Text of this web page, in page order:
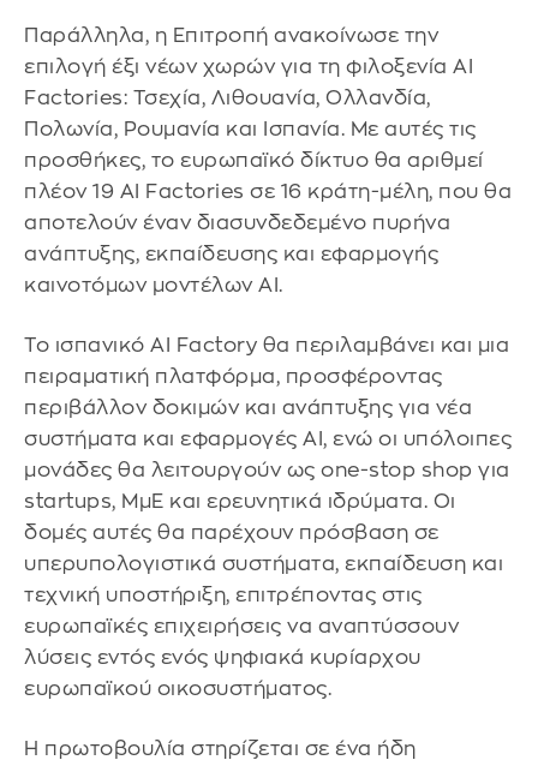
Παράλληλα, η Επιτροπή ανακοίνωσε την
επιλογή έξι νέων χωρών για τη φιλοξενία AI
Factories: Τσεχία, Λιθουανία, Ολλανδία,
Πολωνία, Ρουμανία και Ισπανία. Με αυτές τις
προσθήκες, το ευρωπαϊκό δίκτυο θα αριθμεί
πλέον 19 AI Factories σε 16 κράτη-μέλη, που θα
αποτελούν έναν διασυνδεδεμένο πυρήνα
ανάπτυξης, εκπαίδευσης και εφαρμογής
καινοτόμων μοντέλων AI.
Το ισπανικό AI Factory θα περιλαμβάνει και μια
πειραματική πλατφόρμα, προσφέροντας
περιβάλλον δοκιμών και ανάπτυξης για νέα
συστήματα και εφαρμογές AI, ενώ οι υπόλοιπες
μονάδες θα λειτουργούν ως one-stop shop για
startups, ΜμΕ και ερευνητικά ιδρύματα. Οι
δομές αυτές θα παρέχουν πρόσβαση σε
υπερυπολογιστικά συστήματα, εκπαίδευση και
τεχνική υποστήριξη, επιτρέποντας στις
ευρωπαϊκές επιχειρήσεις να αναπτύσσουν
λύσεις εντός ενός ψηφιακά κυρίαρχου
ευρωπαϊκού οικοσυστήματος.
Η πρωτοβουλία στηρίζεται σε ένα ήδη